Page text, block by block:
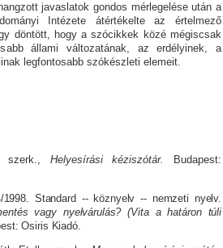
javaslatok gondos mérlegelése után a
Intézete átérté­kel­te az értelmező
dön­tött, hogy a szó­cik­kek közé mégiscsak
állami vál­to­zatának, az erdélyinek, a
leg­fon­to­sabb szó­kész­le­ti elemeit.
szerk., Helyesírási kéziszótár.
Budapest:
1998. Standard -- köz­nyelv -- nemzeti nyelv.
vagy nyelv­áru­­lás? (Vita a határon tú­li
Osiris Kiadó.